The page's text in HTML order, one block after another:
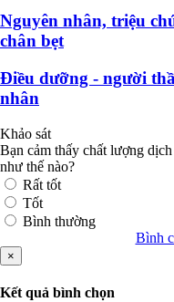
Nguyên nhân, triệu
chân bẹt
Điều dưỡng - người
nhân
Khảo sát
Bạn cảm thấy chất lượng
như thế nào?
Rất tốt
Tốt
Bình thường
Bình
×
Kết quả bình chọn